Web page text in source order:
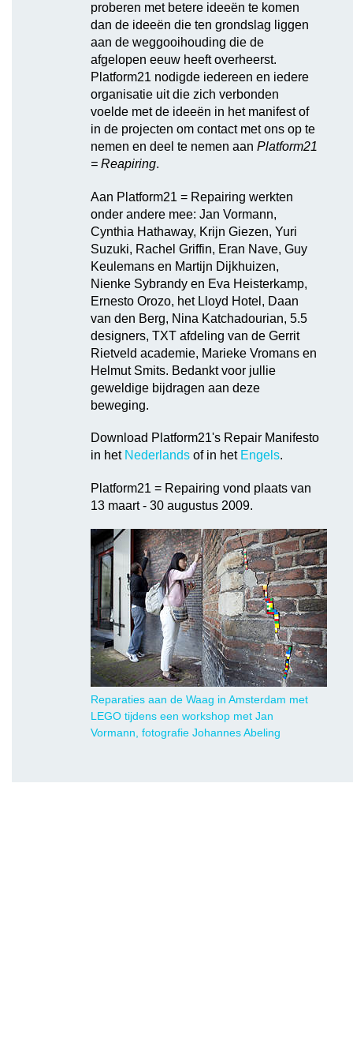
proberen met betere ideeën te komen
dan de ideeën die ten grondslag liggen
aan de weggooihouding die de
afgelopen eeuw heeft overheerst.
Platform21 nodigde iedereen en iedere
organisatie uit die zich verbonden
voelde met de ideeën in het manifest of
in de projecten om contact met ons op te
nemen en deel te nemen aan Platform21
= Reapiring.
Aan Platform21 = Repairing werkten
onder andere mee: Jan Vormann,
Cynthia Hathaway, Krijn Giezen, Yuri
Suzuki, Rachel Griffin, Eran Nave, Guy
Keulemans en Martijn Dijkhuizen,
Nienke Sybrandy en Eva Heisterkamp,
Ernesto Orozo, het Lloyd Hotel, Daan
van den Berg, Nina Katchadourian, 5.5
designers, TXT afdeling van de Gerrit
Rietveld academie, Marieke Vromans en
Helmut Smits. Bedankt voor jullie
geweldige bijdragen aan deze
beweging.
Download Platform21's Repair Manifesto
in het Nederlands of in het Engels.
Platform21 = Repairing vond plaats van
13 maart - 30 augustus 2009.
Reparaties aan de Waag in Amsterdam met
LEGO tijdens een workshop met Jan
Vormann, fotografie Johannes Abeling